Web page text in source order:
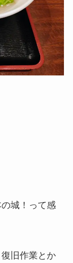
城！って感
旧作業とか